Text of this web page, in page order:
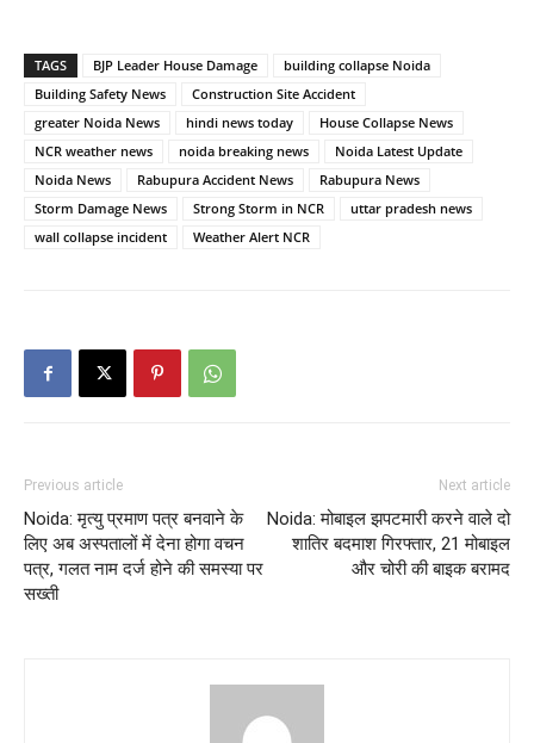
TAGS BJP Leader House Damage
building collapse Noida
Building Safety News
Construction Site Accident
greater Noida News
hindi news today
House Collapse News
NCR weather news
noida breaking news
Noida Latest Update
Noida News
Rabupura Accident News
Rabupura News
Storm Damage News
Strong Storm in NCR
uttar pradesh news
wall collapse incident
Weather Alert NCR
Previous article
Noida: मृत्यु प्रमाण पत्र बनवाने के
लिए अब अस्पतालों में देना होगा वचन
पत्र, गलत नाम दर्ज होने की समस्या पर
सख्ती
Next article
Noida: मोबाइल झपटमारी करने वाले दो
शातिर बदमाश गिरफ्तार, 21 मोबाइल
और चोरी की बाइक बरामद